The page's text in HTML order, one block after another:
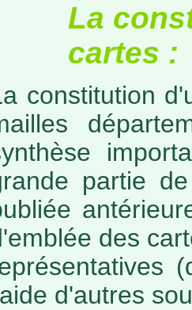
La
cartes :
constitution
partie
des
d'autres